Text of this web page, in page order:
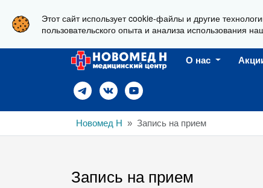
Этот сайт использует cookie-файлы и другие
пользовательского опыта и анализа использования
г. Новороссийск, ул. Пионерская, 23
О нас
Новомед Н Запись на прием
Запись на прием